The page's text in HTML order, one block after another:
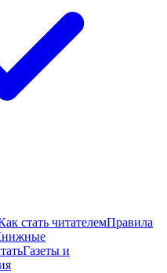
стать читателемПравила
Газеты и